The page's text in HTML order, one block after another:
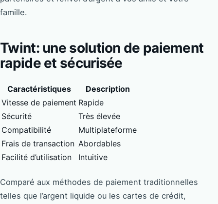
famille.
Twint: une solution de paiement
rapide et sécurisée
Caractéristiques
Description
Vitesse de paiement Rapide
Sécurité
Très élevée
Compatibilité
Multiplateforme
Frais de transaction Abordables
Facilité d’utilisation
Intuitive
Comparé aux méthodes de paiement traditionnelles
telles que l’argent liquide ou les cartes de crédit,